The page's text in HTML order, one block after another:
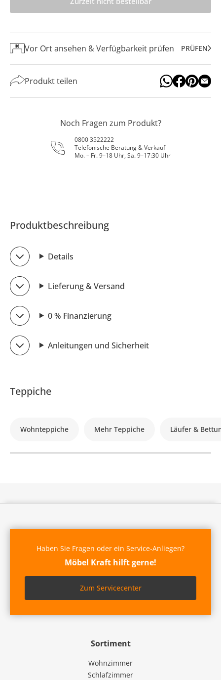
Vor Ort ansehen & Verfügbarkeit prüfen PRÜFEN
Produkt teilen
Noch Fragen zum Produkt?
0800 3522222
Telefonische Beratung & Verkauf
Mo. – Fr. 9–18 Uhr, Sa. 9–17:30 Uhr
Produktbeschreibung
Details
Lieferung & Versand
0 % Finanzierung
Anleitungen und Sicherheit
Teppiche
Wohnteppiche Mehr Teppiche Läufer &
Sortiment
Wohnzimmer
Schlafzimmer
Haben Sie Fragen oder ein Service-Anliegen?
Möbel Kraft hilft gerne!
Zum Servicecenter